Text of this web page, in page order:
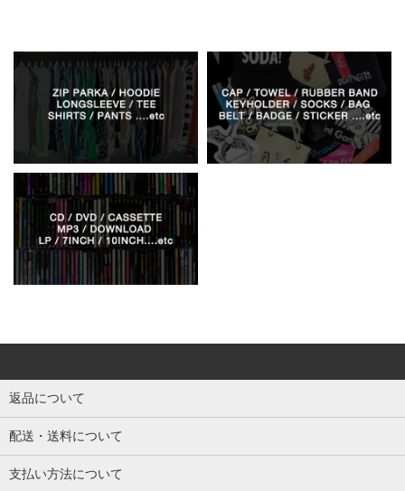
返品について
配送・送料について
支払い方法について